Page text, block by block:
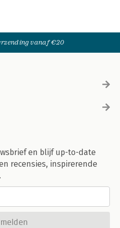
vanaf €20
en blijf up-to-date
recensies, inspirerende